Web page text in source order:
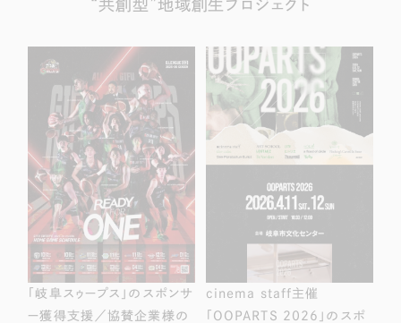
“共創型”地域創生プロジェクト
「岐阜スゥープス」のスポンサ
ー獲得支援／協賛企業様の
cinema staff主催
「OOPARTS 2026」のスポ